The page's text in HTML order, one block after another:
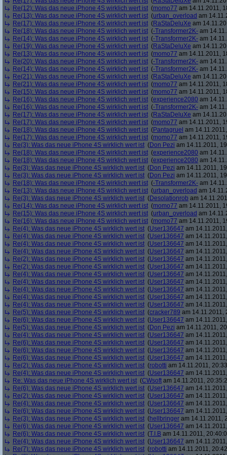
Re(12): Was das neue iPhone 4S wirklich wert ist (momo77 am 14.11.2011,
Re(13): Was das neue iPhone 4S wirklich wert ist (urban_overload am
Re(17): Was das neue iPhone 4S wirklich wert ist (RaStaDeluXe am
Re(18): Was das neue iPhone 4S wirklich wert ist (-Transformer2K- am
Re(14): Was das neue iPhone 4S wirklich wert ist (-Transformer2K- am
Re(19): Was das neue iPhone 4S wirklich wert ist (RaStaDeluXe am
Re(13): Was das neue iPhone 4S wirklich wert ist (momo77 am 14.11.2011,
Re(20): Was das neue iPhone 4S wirklich wert ist (-Transformer2K- am
Re(14): Was das neue iPhone 4S wirklich wert ist (-Transformer2K- am
Re(21): Was das neue iPhone 4S wirklich wert ist (RaStaDeluXe am
Re(21): Was das neue iPhone 4S wirklich wert ist (momo77 am 14.11.2011,
Re(15): Was das neue iPhone 4S wirklich wert ist (momo77 am 14.11.2011,
Re(16): Was das neue iPhone 4S wirklich wert ist (experience2080 am
Re(16): Was das neue iPhone 4S wirklich wert ist (-Transformer2K- am
Re(17): Was das neue iPhone 4S wirklich wert ist (RaStaDeluXe am
Re(17): Was das neue iPhone 4S wirklich wert ist (momo77 am 14.11.2011,
Re(18): Was das neue iPhone 4S wirklich wert ist (Pantagruel am
Re(17): Was das neue iPhone 4S wirklich wert ist (momo77 am 14.11.2011,
Re(3): Was das neue iPhone 4S wirklich wert ist (Don Pezi am 14.11.2011,
Re(18): Was das neue iPhone 4S wirklich wert ist (experience2080 am
Re(18): Was das neue iPhone 4S wirklich wert ist (experience2080 am
Re(3): Was das neue iPhone 4S wirklich wert ist (Don Pezi am 14.11.2011,
Re(3): Was das neue iPhone 4S wirklich wert ist (Don Pezi am 14.11.2011,
Re(18): Was das neue iPhone 4S wirklich wert ist (-Transformer2K- am
Re(13): Was das neue iPhone 4S wirklich wert ist (urban_overload am
Re(3): Was das neue iPhone 4S wirklich wert ist (Desolationrob am
Re(14): Was das neue iPhone 4S wirklich wert ist (momo77 am 14.11.2011,
Re(15): Was das neue iPhone 4S wirklich wert ist (urban_overload am
Re(16): Was das neue iPhone 4S wirklich wert ist (momo77 am 14.11.2011,
Re(4): Was das neue iPhone 4S wirklich wert ist (User136647 am
Re(4): Was das neue iPhone 4S wirklich wert ist (User136647 am
Re(4): Was das neue iPhone 4S wirklich wert ist (User136647 am
Re(4): Was das neue iPhone 4S wirklich wert ist (User136647 am
Re(2): Was das neue iPhone 4S wirklich wert ist (User136647 am
Re(2): Was das neue iPhone 4S wirklich wert ist (User136647 am
Re(4): Was das neue iPhone 4S wirklich wert ist (User136647 am
Re(4): Was das neue iPhone 4S wirklich wert ist (User136647 am
Re(4): Was das neue iPhone 4S wirklich wert ist (User136647 am
Re(4): Was das neue iPhone 4S wirklich wert ist (User136647 am
Re(4): Was das neue iPhone 4S wirklich wert ist (User136647 am
Re(5): Was das neue iPhone 4S wirklich wert ist (cracker789 am 14.11.2011,
Re(6): Was das neue iPhone 4S wirklich wert ist (User136647 am
Re(5): Was das neue iPhone 4S wirklich wert ist (Don Pezi am 14.11.2011,
Re(4): Was das neue iPhone 4S wirklich wert ist (User136647 am
Re(6): Was das neue iPhone 4S wirklich wert ist (User136647 am
Re(6): Was das neue iPhone 4S wirklich wert ist (User136647 am
Re(6): Was das neue iPhone 4S wirklich wert ist (User136647 am
Re(2): Was das neue iPhone 4S wirklich wert ist (robotti am 14.11.2011,
Re(4): Was das neue iPhone 4S wirklich wert ist (User136647 am
Re: Was das neue iPhone 4S wirklich wert ist (CWsoft am 14.11.2011,
Re(6): Was das neue iPhone 4S wirklich wert ist (User136647 am
Re(2): Was das neue iPhone 4S wirklich wert ist (User136647 am
Re(4): Was das neue iPhone 4S wirklich wert ist (User136647 am
Re(6): Was das neue iPhone 4S wirklich wert ist (User136647 am
Re(3): Was das neue iPhone 4S wirklich wert ist (hellbringer am 14.11.2011,
Re(6): Was das neue iPhone 4S wirklich wert ist (User136647 am
Re(6): Was das neue iPhone 4S wirklich wert ist (T.I.B am 14.11.2011,
Re(4): Was das neue iPhone 4S wirklich wert ist (User136647 am
Re(7): Was das neue iPhone 4S wirklich wert ist (robotti am 14.11.2011,